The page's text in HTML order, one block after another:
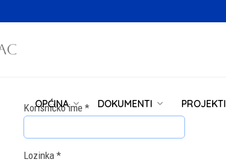
OPĆINA DOKUMENTI PROJEKTI
Korisničko ime*
Lozinka*